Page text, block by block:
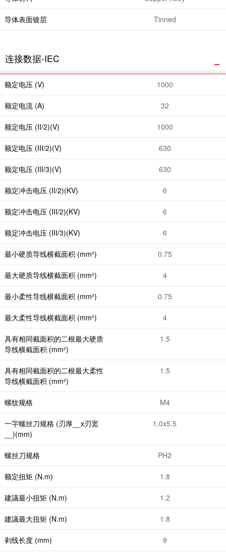
导体表面镀层 Tinned
连接数据-IEC
额定电压 (V) 1000
额定电流 (A) 32
额定电压 (II/2)(V) 1000
额定电压 (III/2)(V) 630
额定电压 (III/3)(V) 630
额定冲击电压 (II/2)(KV) 6
额定冲击电压 (III/2)(KV) 6
额定冲击电压 (III/3)(KV) 6
最小硬质导线横截面积 (mm²) 0.75
最大硬质导线横截面积 (mm²) 4
最小柔性导线横截面积 (mm²) 0.75
最大柔性导线横截面积 (mm²) 4
具有相同截面积的二根最大硬质
导线横截面积 (mm²)
1.5
具有相同截面积的二根最大柔性
导线横截面积 (mm²)
1.5
螺纹规格 M4
一字螺丝刀规格 (刃厚__x刃宽
__)(mm)
1.0x5.5
螺丝刀规格 PH2
额定扭矩 (N.m) 1.8
建議最小扭矩 (N.m) 1.2
建議最大扭矩 (N.m) 1.8
剥线长度 (mm) 9